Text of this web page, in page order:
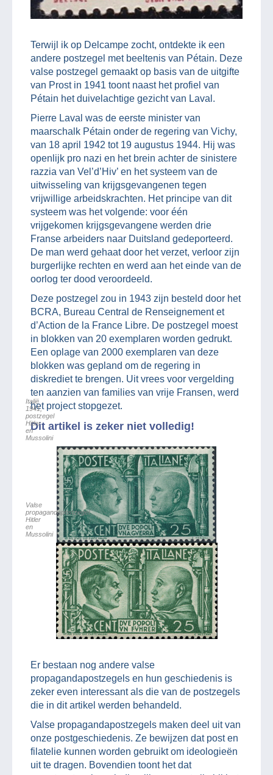
Terwijl ik op Delcampe zocht, ontdekte ik een
andere postzegel met beeltenis van Pétain. Deze
valse postzegel gemaakt op basis van de uitgifte
van Prost in 1941 toont naast het profiel van
Pétain het duivelachtige gezicht van Laval.
Pierre Laval was de eerste minister van
maarschalk Pétain onder de regering van Vichy,
van 18 april 1942 tot 19 augustus 1944. Hij was
openlijk pro nazi en het brein achter de sinistere
razzia van Vel’d’Hiv’ en het systeem van de
uitwisseling van krijgsgevangenen tegen
vrijwillige arbeidskrachten. Het principe van dit
systeem was het volgende: voor één
vrijgekomen krijgsgevangene werden drie
Franse arbeiders naar Duitsland gedeporteerd.
De man werd gehaat door het verzet, verloor zijn
burgerlijke rechten en werd aan het einde van de
oorlog ter dood veroordeeld.
Deze postzegel zou in 1943 zijn besteld door het
BCRA, Bureau Central de Renseignement et
d’Action de la France Libre. De postzegel moest
in blokken van 20 exemplaren worden gedrukt.
Een oplage van 2000 exemplaren van deze
blokken was gepland om de regering in
diskrediet te brengen. Uit vrees voor vergelding
ten aanzien van families van vrije Fransen, werd
het project stopgezet.
Dit artikel is zeker niet volledig!
Italië
1941,
postzegel
Hitler
en
Mussolini
Valse
propagandapostzegel
Hitler
en
Mussolini
Er bestaan nog andere valse
propagandapostzegels en hun geschiedenis is
zeker even interessant als die van de postzegels
die in dit artikel werden behandeld.
Valse propagandapostzegels maken deel uit van
onze postgeschiedenis. Ze bewijzen dat post en
filatelie kunnen worden gebruikt om ideologieën
uit te dragen. Bovendien toont het dat